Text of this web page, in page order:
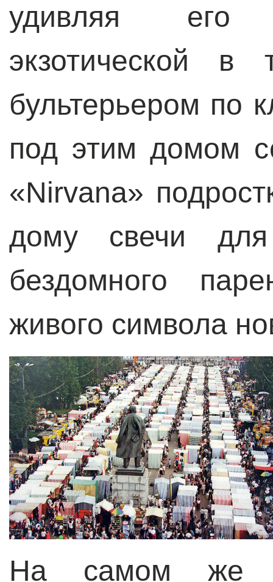
удивляя его
экзотической
бультерьером по
под этим домом
«Nirvana»
дому свечи для
бездомного
живого символа
На самом же